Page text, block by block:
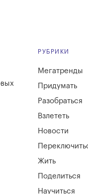
РУБРИКИ
Мегатренды
Придумать
Разобраться
Взлететь
Новости
Жить
Поделиться
Научиться